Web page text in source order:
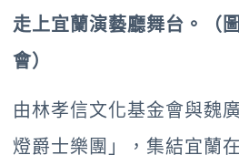
走上宜蘭演藝廳舞台。（
會）
由林孝信文化基金會與魏
燈爵士樂團」，集結宜蘭